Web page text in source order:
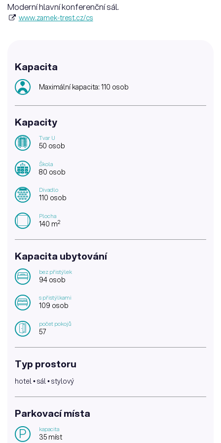
Moderní hlavní konferenční sál.
www.zamek-trest.cz/cs
Kapacita
Maximální kapacita: 110 osob
Kapacity
Tvar U
50 osob
Škola
80 osob
Divadlo
110 osob
Plocha
140 m2
Kapacita ubytování
bez přistýlek
94 osob
s přistýlkami
109 osob
počet pokojů
57
Typ prostoru
hotel • sál • stylový
Parkovací místa
P kapacita
35 míst